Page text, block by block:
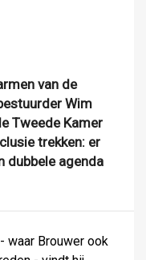
van de
Wim
Tweede Kamer
trekken: er
dubbele agenda
waar Brouwer ook